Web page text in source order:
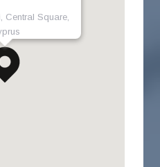
Central Square,